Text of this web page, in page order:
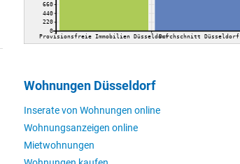
0
220
440
660
Provisionsfreie Immobilien DüsseldorfDurchschnitt Düsseldorf
Wohnungen Düsseldorf
Inserate von Wohnungen online
Wohnungsanzeigen online
Mietwohnungen